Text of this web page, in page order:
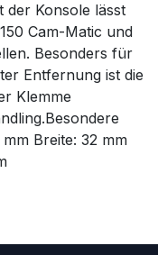
der Konsole lässt
Cam-Matic und
Besonders für
Entfernung ist die
Klemme
Breite: 32 mm